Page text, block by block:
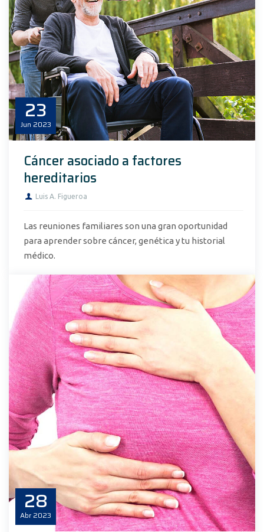
23
Jun 2023
Cáncer asociado a factores
hereditarios
Luis A. Figueroa
Las reuniones familiares son una gran oportunidad
para aprender sobre cáncer, genética y tu historial
médico.
28
Abr 2023